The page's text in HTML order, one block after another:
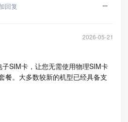
回复
2026-05-21
SIM卡，让您无需使用物理SIM卡
餐。大多数较新的机型已经具备支